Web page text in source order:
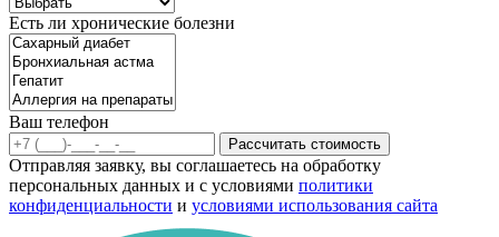
Есть ли хронические болезни
Ваш телефон
Рассчитать стоимость
Отправляя заявку, вы соглашаетесь на обработку
персональных данных и с условиями политики
конфиденциальности и условиями использования сайта